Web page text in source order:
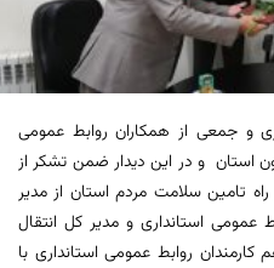
و جمعی از همکاران روابط عمومی
استان و در این دیدار ضمن تشکر از
تامین سلامت مردم استان از مدیر
عمومی استانداری و مدیر کل انتقال
روابط عمومی استانداری با